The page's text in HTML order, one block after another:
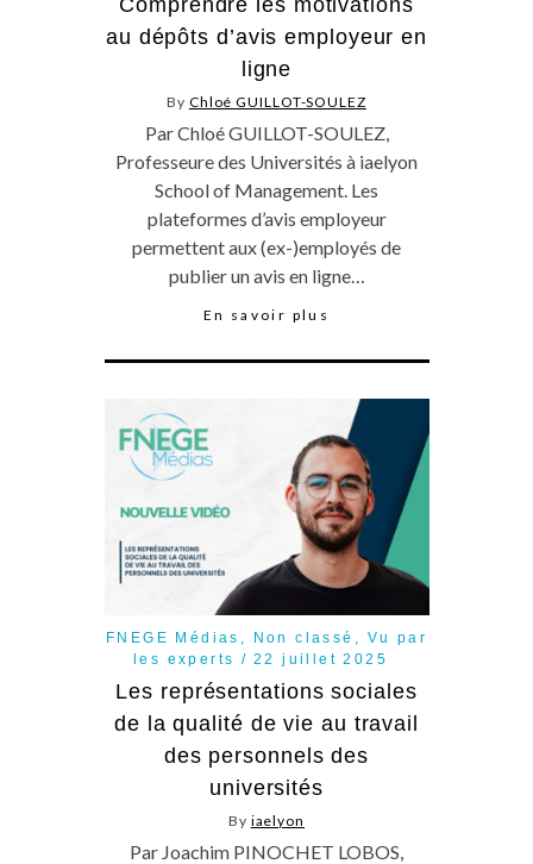
Comprendre les motivations
au dépôts d’avis employeur en
ligne
By Chloé GUILLOT-SOULEZ
Par Chloé GUILLOT-SOULEZ,
Professeure des Universités à iaelyon
School of Management. Les
plateformes d’avis employeur
permettent aux (ex-)employés de
publier un avis en ligne…
En savoir plus
FNEGE Médias , Non classé , Vu par
les experts
22 juillet 2025
Les représentations sociales
de la qualité de vie au travail
des personnels des
universités
By iaelyon
Par Joachim PINOCHET LOBOS,